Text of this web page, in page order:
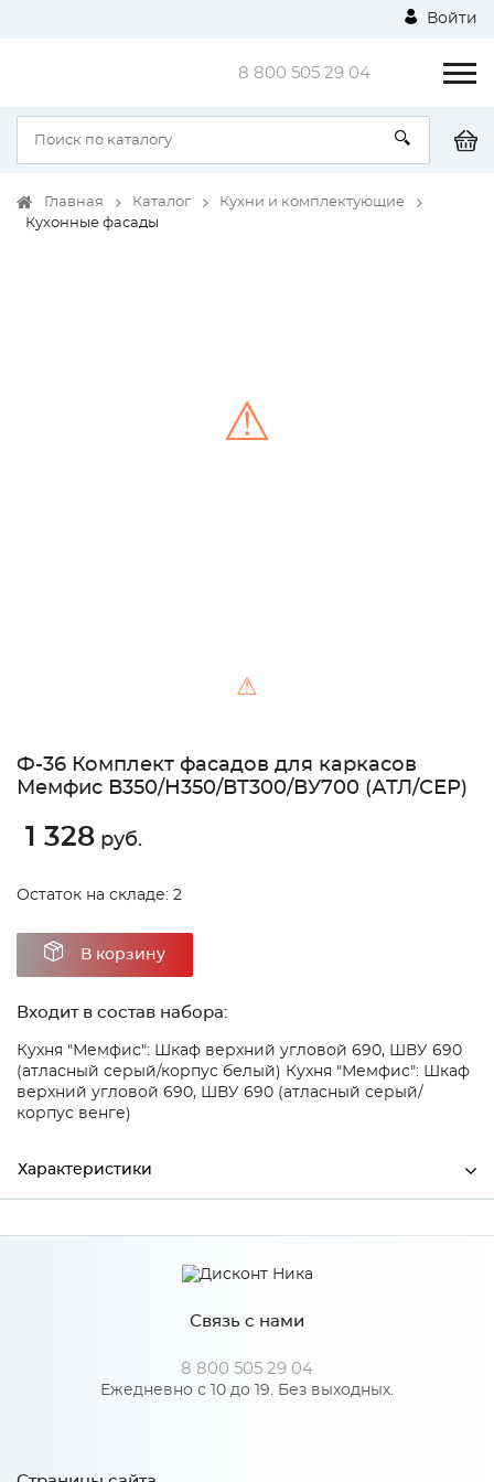
Войти
8 800 505 29 04
Главная Каталог
Кухни и комплектующие
Кухонные фасады
⚠
⚠
Ф-36 Комплект фасадов для каркасов
Мемфис В350/Н350/ВТ300/ВУ700 (АТЛ/СЕР)
1 328 руб.
Остаток на складе: 2
В корзину
Входит в состав набора:
Кухня "Мемфис": Шкаф верхний угловой 690, ШВУ 690
(атласный серый/корпус белый) Кухня "Мемфис": Шкаф
верхний угловой 690, ШВУ 690 (атласный серый/
корпус венге)
Характеристики
Ширина 346
800
16
Сурская мебель
Связь с нами
8 800 505 29 04
Ежедневно с 10 до 19. Без выходных.